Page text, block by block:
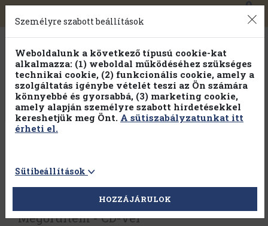
Toggle
navigation
0
Vissza az előző oldalra Válasszon példányt
Megőrültem - CD-vel
Felnőtt tartalom
Elmúlt már 18 éves?
Igen Nem
Személyre szabott beállítások
Weboldalunk a következő típusú cookie-kat
alkalmazza: (1) weboldal működéséhez szükséges
technikai cookie, (2) funkcionális cookie, amely a
szolgáltatás igénybe vételét teszi az Ön számára
könnyebbé és gyorsabbá, (3) marketing cookie,
amely alapján személyre szabott hirdetésekkel
kereshetjük meg Önt. A sütiszabályzatunkat itt
érheti el.
Sütibeállítások
HOZZÁJÁRULOK